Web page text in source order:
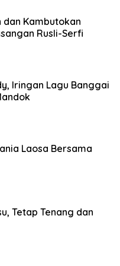
Kambutokan
Rusli-Serfi
Iringan Lagu Banggai
Laosa Bersama
Tetap Tenang dan